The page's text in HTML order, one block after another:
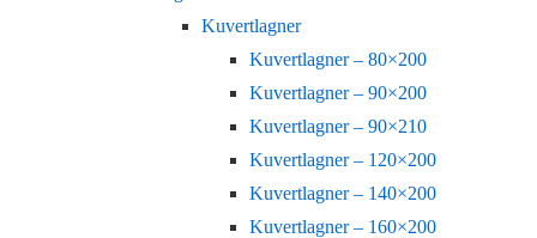
Kuvertlagner
Kuvertlagner – 80×200
Kuvertlagner – 90×200
Kuvertlagner – 90×210
Kuvertlagner – 120×200
Kuvertlagner – 140×200
Kuvertlagner – 160×200